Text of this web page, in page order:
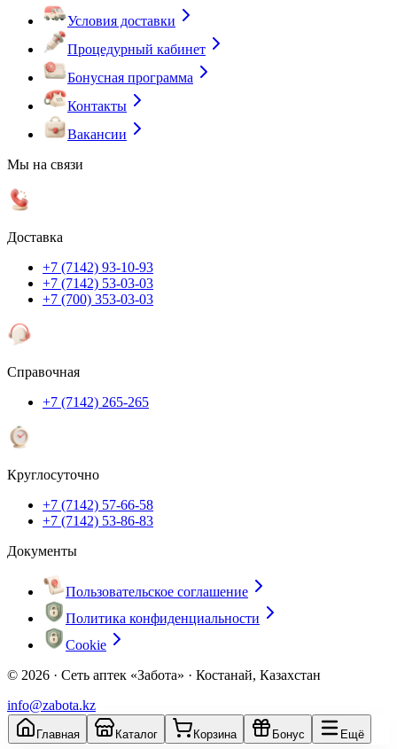
Условия доставки
Процедурный кабинет
Бонусная программа
Контакты
Вакансии
Мы на связи
Доставка
+7 (7142) 93-10-93
+7 (7142) 53-03-03
+7 (700) 353-03-03
Справочная
+7 (7142) 265-265
Круглосуточно
+7 (7142) 57-66-58
+7 (7142) 53-86-83
Документы
Пользовательское соглашение
Политика конфиденциальности
Cookie
© 2026 · Сеть аптек «Забота» · Костанай, Казахстан
info@zabota.kz
Главная Каталог Корзина Бонус Ещё